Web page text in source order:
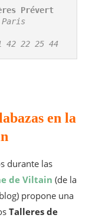
Prévert
Paris
42 22 25 44
en la
durante las
de Viltain (de la
propone una
Talleres de